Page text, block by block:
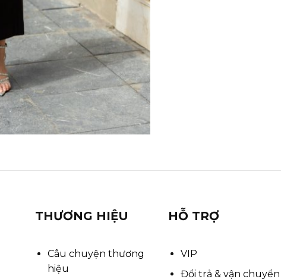
THƯƠNG HIỆU
Câu chuyện thương
hiệu
HỖ TRỢ
VIP
Đổi trả & vận chuyển